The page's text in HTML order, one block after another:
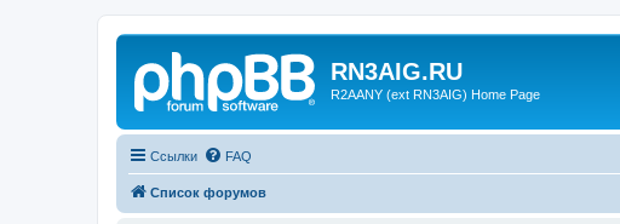
RN3AIG.RU
R2AANY (ext RN3AIG) Home Page
Ссылки FAQ
Список форумов